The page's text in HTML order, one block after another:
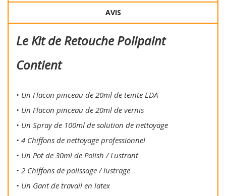
AVIS
Le Kit de Retouche Polipaint
Contient
• Un Flacon pinceau de 20ml de teinte EDA
• Un Flacon pinceau de 20ml de vernis
• Un Spray de 100ml de solution de nettoyage
• 4 Chiffons de nettoyage professionnel
• Un Pot de 30ml de Polish / Lustrant
• 2 Chiffons de polissage / lustrage
• Un Gant de travail en latex